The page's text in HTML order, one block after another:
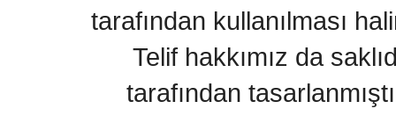
tarafından kullanılması
Telif hakkımız da
tarafından